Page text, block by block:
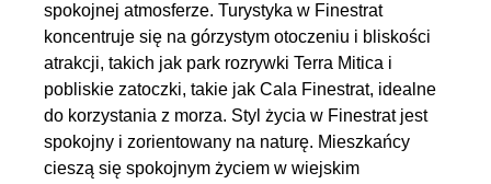
spokojnej atmosferze. Turystyka w Finestrat
koncentruje się na górzystym otoczeniu i bliskości
atrakcji, takich jak park rozrywki Terra Mitica i
pobliskie zatoczki, takie jak Cala Finestrat, idealne
do korzystania z morza. Styl życia w Finestrat jest
spokojny i zorientowany na naturę. Mieszkańcy
cieszą się spokojnym życiem w wiejskim